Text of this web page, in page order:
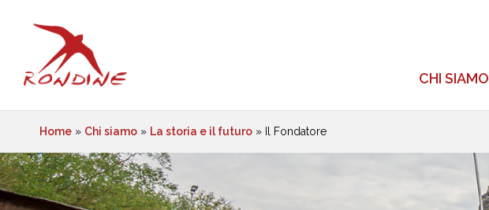
CHI SIAMO
Home » Chi siamo » La storia e il futuro » Il Fondatore